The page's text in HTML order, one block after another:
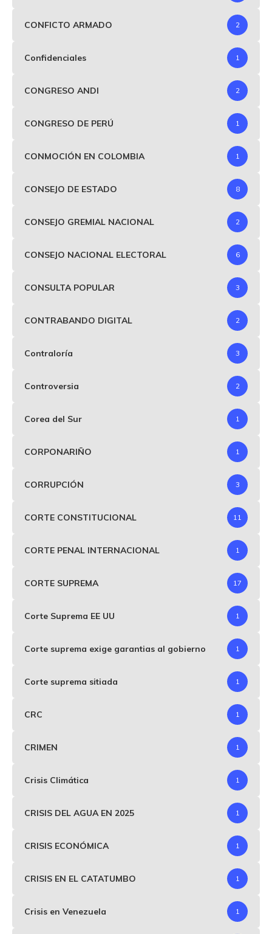
CONFICTO ARMADO 2
Confidenciales 1
CONGRESO ANDI 2
CONGRESO DE PERÚ 1
CONMOCIÓN EN COLOMBIA 1
CONSEJO DE ESTADO 8
CONSEJO GREMIAL NACIONAL 2
CONSEJO NACIONAL ELECTORAL 6
CONSULTA POPULAR 3
CONTRABANDO DIGITAL 2
Contraloría 3
Controversia 2
Corea del Sur 1
CORPONARIÑO 1
CORRUPCIÓN 3
CORTE CONSTITUCIONAL 11
CORTE PENAL INTERNACIONAL 1
CORTE SUPREMA 17
Corte Suprema EE UU 1
Corte suprema exige garantias al gobierno 1
Corte suprema sitiada 1
CRC 1
CRIMEN 1
Crisis Climática 1
CRISIS DEL AGUA EN 2025 1
CRISIS ECONÓMICA 1
CRISIS EN EL CATATUMBO 1
Crisis en Venezuela 1